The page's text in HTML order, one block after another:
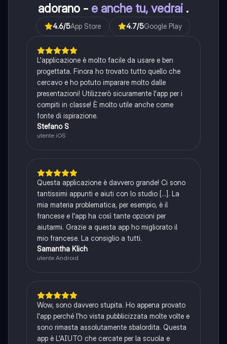
adorano - e anche tu, vedrai .
4.6/5App Store 4.7/5Google Play
L'applicazione è molto facile da usare e ben
progettata. Finora ho trovato tutto quello che
cercavo e ho potuto imparare molto dalle
presentazioni! Utilizzerò sicuramente l'app per i
compiti in classe! È molto utile anche come
fonte di ispirazione.
Stefano S
utente iOS
Questa applicazione è davvero grande! Ci sono
tantissimi appunti e aiuti con lo studio [...]. La
mia materia problematica, per esempio, è il
francese e l'app ha così tante opzioni per
aiutarmi. Grazie a questa app ho migliorato il
mio francese. La consiglio a tutti.
Samantha Klich
utente Android
Wow, sono davvero stupita. Ho appena provato
l'app perché l'ho vista pubblicizzata molte volte e
sono rimasta assolutamente sbalordita. Questa
app è L'AIUTO che cercate per la scuola e